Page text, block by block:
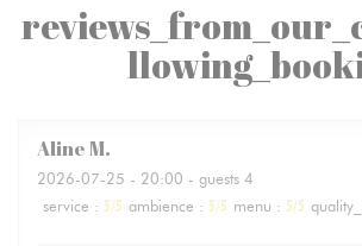
AlineM
2026-07-25 - 20:00 - guests 4
service : 5/5 ambience : 5/5 menu : 5/5